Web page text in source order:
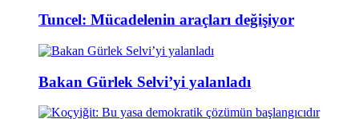
Tuncel: Mücadelenin araçları değişiyor
Bakan Gürlek Selvi’yi yalanladı